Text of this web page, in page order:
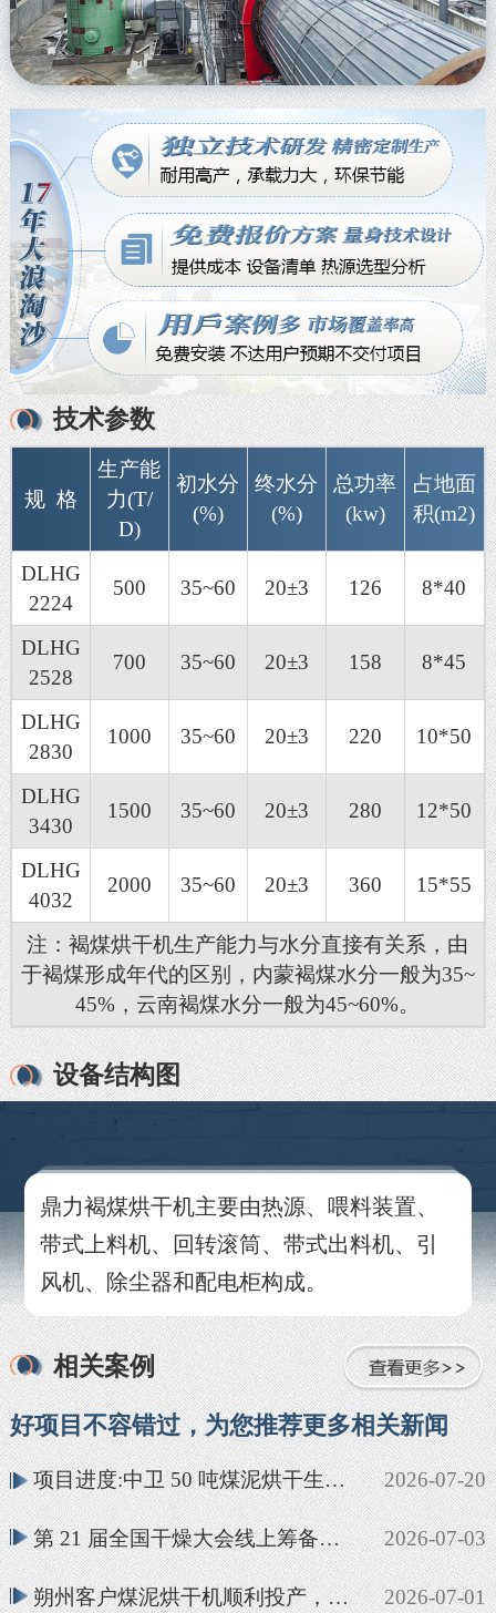
技术参数
规 格
生产能
力(T/
D)
初水分
(%)
终水分
(%)
总功率
(kw)
占地面
积(m2)
DLHG
2224
500 35~60 20±3 126 8*40
DLHG
2528
700 35~60 20±3 158 8*45
DLHG
2830
1000 35~60 20±3 220 10*50
DLHG
3430
1500 35~60 20±3 280 12*50
DLHG
4032
2000 35~60 20±3 360 15*55
注：褐煤烘干机生产能力与水分直接有关系，由
于褐煤形成年代的区别，内蒙褐煤水分一般为35~
45%，云南褐煤水分一般为45~60%。
设备结构图
鼎力褐煤烘干机主要由热源、喂料装置、
带式上料机、回转滚筒、带式出料机、引
风机、除尘器和配电柜构成。
相关案例
好项目不容错过，为您推荐更多相关新闻
项目进度:中卫 50 吨煤泥烘干生产线投产 2026-07-20
第 21 届全国干燥大会线上筹备会顺利召开 聚力攻坚筹备、共赴行业盛会 2026-07-03
朔州客户煤泥烘干机顺利投产，郑州鼎力烘干设备落地见效 2026-07-01